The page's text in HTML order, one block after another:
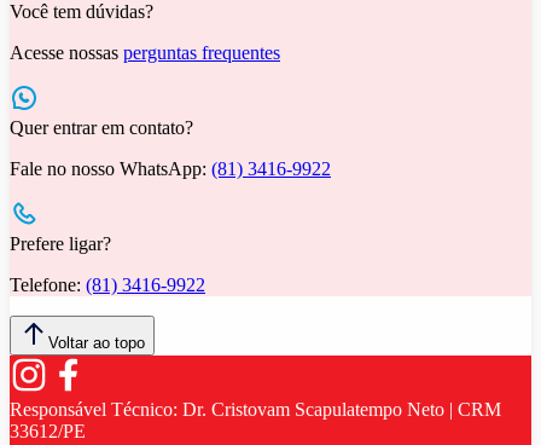
Você tem dúvidas?
Acesse nossas perguntas frequentes
Quer entrar em contato?
Fale no nosso WhatsApp: (81) 3416-9922
Prefere ligar?
Telefone: (81) 3416-9922
Voltar ao topo
Responsável Técnico: Dr. Cristovam Scapulatempo Neto | CRM
33612/PE